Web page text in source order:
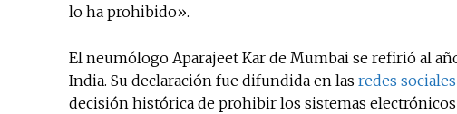
lo ha prohibido».
El neumólogo Aparajeet Kar de Mumbai se refirió al
India. Su declaración fue difundida en las redes sociales
decisión histórica de prohibir los sistemas